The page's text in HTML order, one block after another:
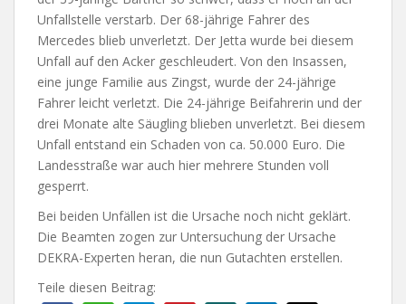
Unfallstelle verstarb. Der 68-jährige Fahrer des
Mercedes blieb unverletzt. Der Jetta wurde bei diesem
Unfall auf den Acker geschleudert. Von den Insassen,
eine junge Familie aus Zingst, wurde der 24-jährige
Fahrer leicht verletzt. Die 24-jährige Beifahrerin und der
drei Monate alte Säugling blieben unverletzt. Bei diesem
Unfall entstand ein Schaden von ca. 50.000 Euro. Die
Landesstraße war auch hier mehrere Stunden voll
gesperrt.
Bei beiden Unfällen ist die Ursache noch nicht geklärt.
Die Beamten zogen zur Untersuchung der Ursache
DEKRA-Experten heran, die nun Gutachten erstellen.
Teile diesen Beitrag: